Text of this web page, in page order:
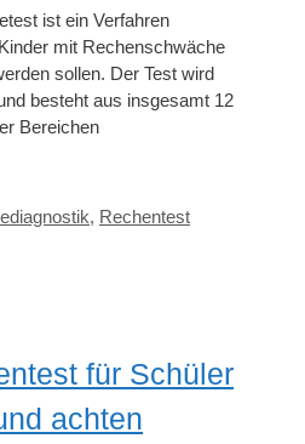
ist ein Verfahren
mit Rechenschwäche
sollen. Der Test wird
besteht aus insgesamt 12
Bereichen
, Rechentest
für Schüler
achten